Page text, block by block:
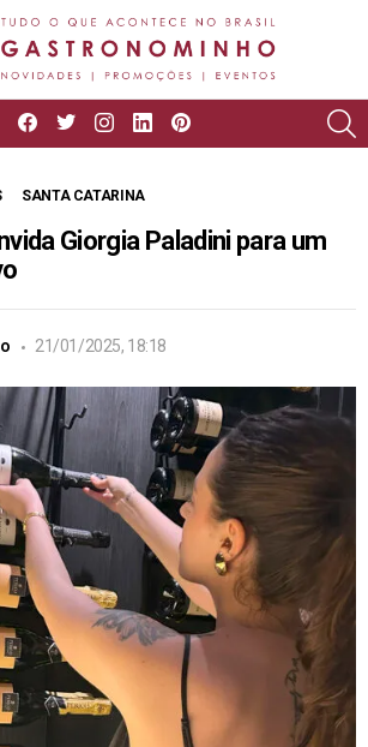
facebooktwitterinstagram
linkedin
SANTA CATARINA
Giorgia Paladini para um
21/01/2025, 18:18